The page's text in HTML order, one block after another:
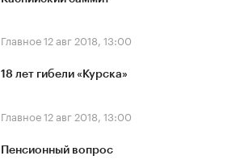
Главное12 авг 2018, 13:00
18 лет гибели «Курска»
Главное12 авг 2018, 13:00
Пенсионный вопрос